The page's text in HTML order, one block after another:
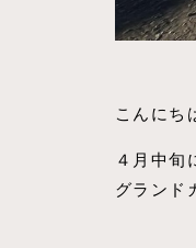
こんにち
４月中旬
グランド